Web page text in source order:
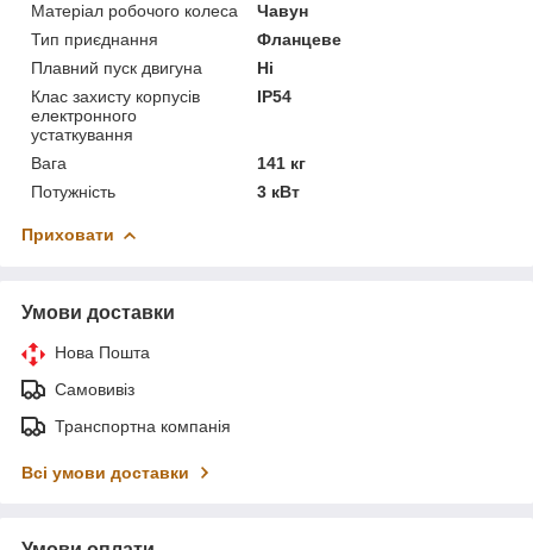
Матеріал робочого колеса
Чавун
Тип приєднання
Фланцеве
Плавний пуск двигуна
Ні
Клас захисту корпусів
електронного
устаткування
IP54
Вага
141 кг
Потужність
3 кВт
Приховати
Умови доставки
Нова Пошта
Самовивіз
Транспортна компанія
Всі умови доставки